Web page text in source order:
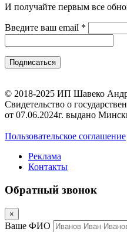
И получайте первым все
Введите ваш email *
© 2018-2025 ИП Шавеко
Свидетельство о
от 07.06.2024г. выдано
Пользовательское соглашение
Реклама
Контакты
Обратный звонок
×
Ваше ФИО